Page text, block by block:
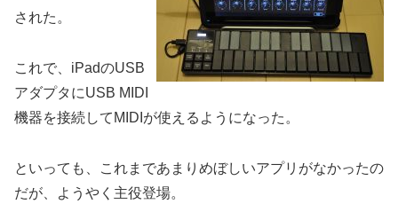
された。
これで、iPadのUSB
アダプタにUSB MIDI
機器を接続してMIDIが使えるようになった。
といっても、これまであまりめぼしいアプリがなかったの
だが、ようやく主役登場。